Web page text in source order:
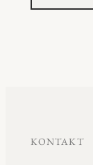
KONTAKT